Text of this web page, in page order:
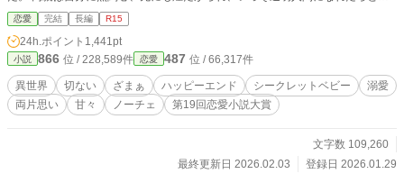
う日々。 そんな中、隣国ジグマリン王国の建国祭に国賓として訪れた際、「鬼
神」と恐れられている騎士公爵レブランドと出会う。 しかし鬼とは程遠い公爵
の素顔に触れたカタリナは、彼に惹かれていく。 やがて想い人から縁談の話が
舞い込み、夢見心地で嫁いでいったカタリナを待っていたのは悲しい現実で…？
旦那様の為に邸を去ったけれど、お腹には天使が―――― 息子の為に生きよ
う。 そう決意して生活する私と息子のもとへ、あの人がやってくるなんて。 再
会した彼には絶対に帰らないと伝えたはずなのに、2人とも連れて帰ると言って
喜びを知るロマンスファンタジーです。 ●近世ヨーロッパ風ですが空想のお話で
恋愛 完結 長編 R15
24h.ポイント 1,441pt
小説 866 位 / 228,589件 恋愛 487 位 / 66,317件
異世界 切ない ざまぁ ハッピーエンド シークレットベビー
溺愛
両片思い
甘々 ノーチェ 第19回恋愛小説大賞
文字数 109,260
最終更新日 2026.02.03
登録日 2026.01.29